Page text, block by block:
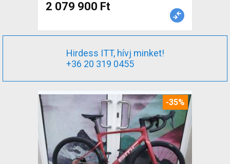
2 079 900 Ft
Hirdess ITT, hívj minket!
+36 20 319 0455
-35%